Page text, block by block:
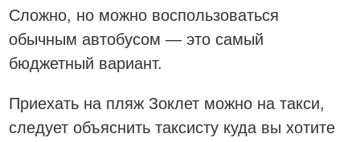
Сложно, но можно воспользоваться
обычным автобусом — это самый
бюджетный вариант.
Приехать на пляж Зоклет можно на такси,
следует объяснить таксисту куда вы хотите